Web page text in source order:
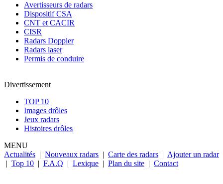
Avertisseurs de radars
Dispositif CSA
CNT et CACIR
CISR
Radars Doppler
Radars laser
Permis de conduire
Divertissement
TOP 10
Images drôles
Jeux radars
Histoires drôles
MENU
Actualités | Nouveaux radars | Carte des radars | Ajouter un radar
| Top 10 | F.A.Q | Lexique | Plan du site | Contact